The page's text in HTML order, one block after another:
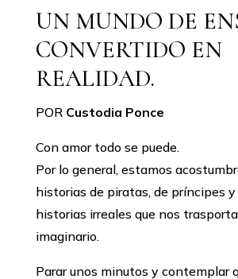
UN MUNDO DE
CONVERTIDO EN
REALIDAD.
POR Custodia Ponce
Con amor todo se puede.
Por lo general, estamos
historias de piratas, de príncipes y
historias irreales que nos
imaginario.
Parar unos minutos y contemplar